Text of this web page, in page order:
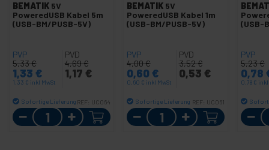
BEMATIK 5V
PoweredUSB Kabel 5m
(USB-BM/PUSB-5V)
PVP
5,33€
1,33 €
1,33 € inkl MwSt
PVD
4,69€
1,17 €
Sofortige Lieferung REF: UC064
Menge
BEMATIK 5V
PoweredUSB Kabel 1m
(USB-BM/PUSB-5V)
PVP
4,00€
0,60 €
0,60 € inkl MwSt
PVD
3,52€
0,53 €
Sofortige Lieferung REF: UC061
Menge
(USB-
PVP
5,23€
0,78
0,78 € inkl